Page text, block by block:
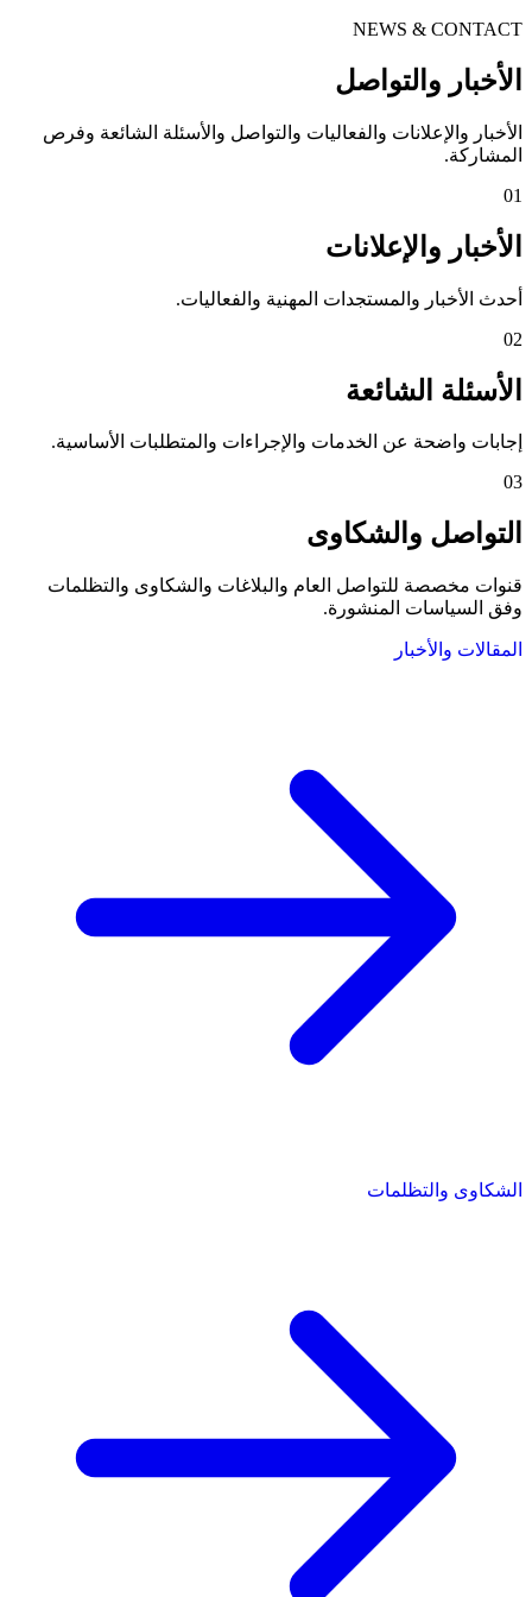
NEWS & CONTACT
الأخبار والتواصل
الأخبار والإعلانات والفعاليات والتواصل والأسئلة الشائعة وفرص
المشاركة.
01
الأخبار والإعلانات
أحدث الأخبار والمستجدات المهنية والفعاليات.
02
الأسئلة الشائعة
إجابات واضحة عن الخدمات والإجراءات والمتطلبات الأساسية.
03
التواصل والشكاوى
قنوات مخصصة للتواصل العام والبلاغات والشكاوى والتظلمات
وفق السياسات المنشورة.
المقالات والأخبار
الشكاوى والتظلمات